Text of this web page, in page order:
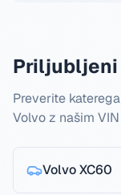
Priljubljeni
Preverite
Volvo z našim
VolvoXC60